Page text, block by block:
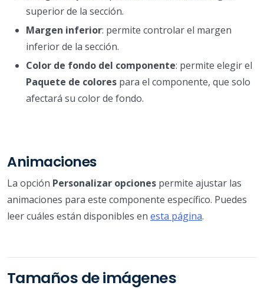
superior de la sección.
Margen inferior: permite controlar el margen
inferior de la sección.
Color de fondo del componente: permite elegir el
Paquete de colores para el componente, que solo
afectará su color de fondo.
Animaciones
La opción Personalizar opciones permite ajustar las
animaciones para este componente específico. Puedes
leer cuáles están disponibles en esta página.
Tamaños de imágenes